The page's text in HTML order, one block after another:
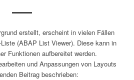
erstellt, erscheint in vielen Fällen
(ABAP List Viewer). Diese kann in
Funktionen aufbereitet werden.
und Anpassungen von Layouts
Beitrag beschrieben: